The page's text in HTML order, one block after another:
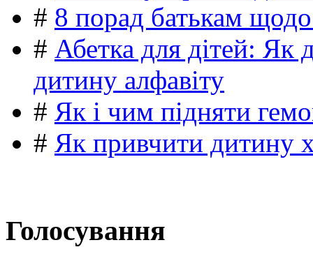
# 8 порад батькам
# Абетка для дітей: Як
дитину алфавіту
# Як і чим підняти
# Як привчити дитину
Голосування